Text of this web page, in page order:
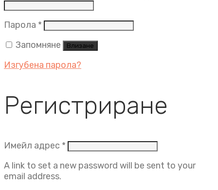
Парола * Задължително
Запомняне
Влизане
Изгубена парола?
Регистриране
Имейл адрес * Задължително
A link to set a new password will be sent to your
email address.